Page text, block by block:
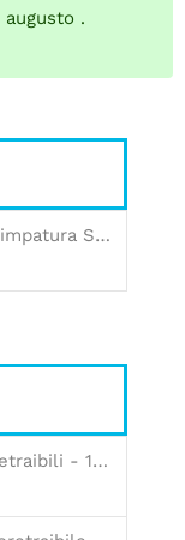
augusto .
Opencircuit Strumento di crimpatura SN-01B 20-28 AWG - 0,08 / 0,5 mm2
Opencircuit Set tubi termoretraibili - 180pz